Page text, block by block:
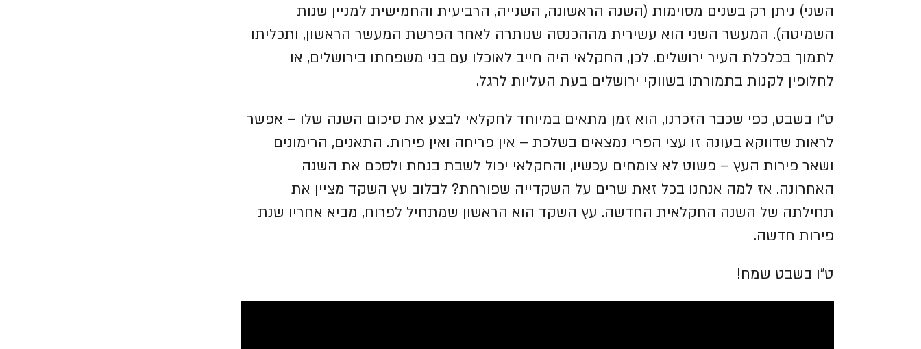
השני) ניתן רק בשנים מסוימות (השנה הראשונה, השנייה, הרביעית והחמישית למניין שנות
השמיטה). המעשר השני הוא עשירית מההכנסה שנותרה לאחר הפרשת המעשר הראשון, ותכליתו
לתמוך בכלכלת העיר ירושלים. לכן, החקלאי היה חייב לאוכלו עם בני משפחתו בירושלים, או
לחלופין לקנות בתמורתו בשווקי ירושלים בעת העליות לרגל.
ט"ו בשבט, כפי שכבר הזכרנו, הוא זמן מתאים במיוחד לחקלאי לבצע את סיכום השנה שלו – אפשר
לראות שדווקא בעונה זו עצי הפרי נמצאים בשלכת – אין פריחה ואין פירות. התאנים, הרימונים
ושאר פירות העץ – פשוט לא צומחים עכשיו, והחקלאי יכול לשבת בנחת ולסכם את השנה
האחרונה. אז למה אנחנו בכל זאת שרים על השקדייה שפורחת? לבלוב עץ השקד מציין את
תחילתה של השנה החקלאית החדשה. עץ השקד הוא הראשון שמתחיל לפרוח, מביא אחריו שנת
פירות חדשה.
ט"ו בשבט שמח!